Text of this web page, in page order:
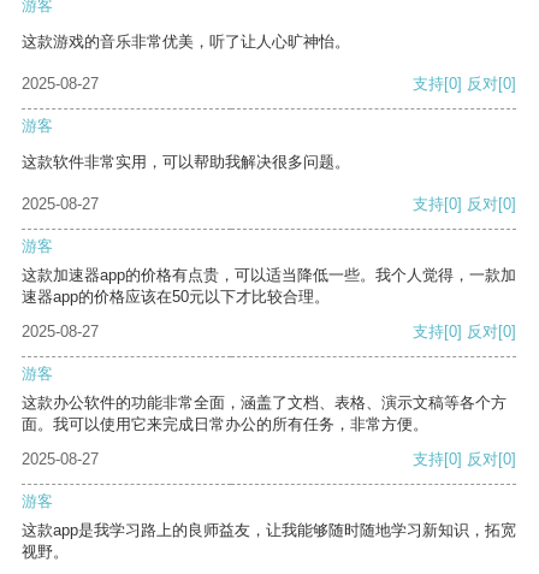
游客
这款游戏的音乐非常优美，听了让人心旷神怡。
2025-08-27 支持[0] 反对[0]
游客
这款软件非常实用，可以帮助我解决很多问题。
2025-08-27 支持[0] 反对[0]
游客
这款加速器app的价格有点贵，可以适当降低一些。我个人觉得，一款加
速器app的价格应该在50元以下才比较合理。
2025-08-27
支持[0] 反对[0]
游客
这款办公软件的功能非常全面，涵盖了文档、表格、演示文稿等各个方
面。我可以使用它来完成日常办公的所有任务，非常方便。
2025-08-27
支持[0] 反对[0]
游客
这款app是我学习路上的良师益友，让我能够随时随地学习新知识，拓宽
视野。